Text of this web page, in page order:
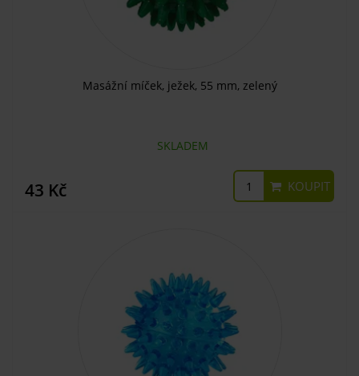
Masážní míček, ježek, 55 mm, zelený
SKLADEM
43 Kč KOUPIT